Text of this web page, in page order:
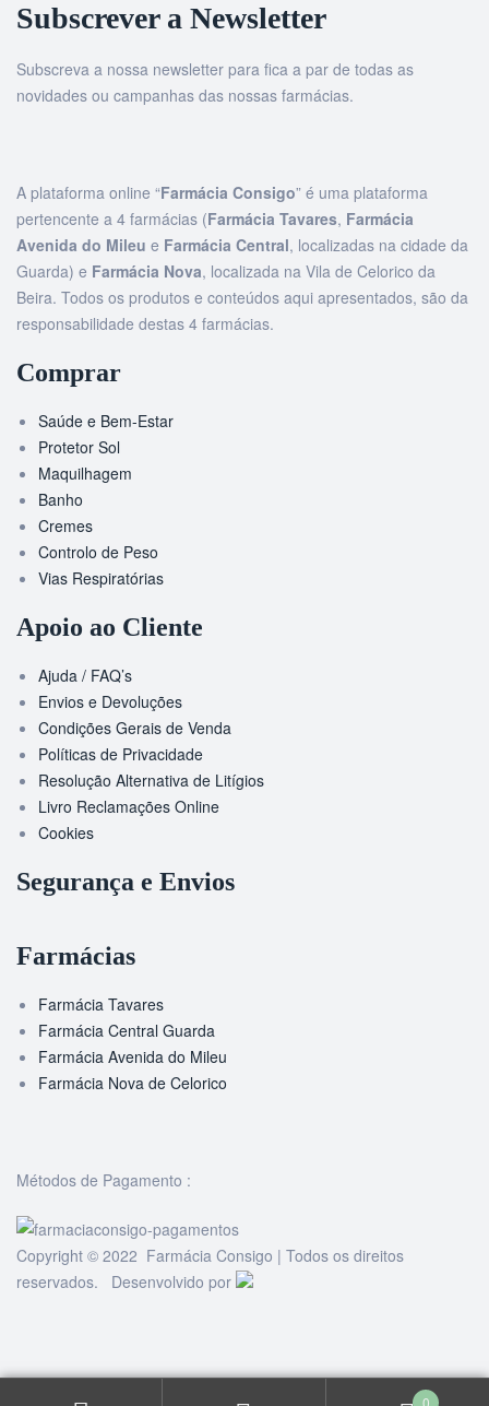
Subscrever a Newsletter
Subscreva a nossa newsletter para fica a par de todas as
novidades ou campanhas das nossas farmácias.
A plataforma online “Farmácia Consigo” é uma plataforma
pertencente a 4 farmácias (Farmácia Tavares, Farmácia
Avenida do Mileu e Farmácia Central, localizadas na cidade da
Guarda) e Farmácia Nova, localizada na Vila de Celorico da
Beira. Todos os produtos e conteúdos aqui apresentados, são da
responsabilidade destas 4 farmácias.
Comprar
Saúde e Bem-Estar
Protetor Sol
Maquilhagem
Banho
Cremes
Controlo de Peso
Vias Respiratórias
Apoio ao Cliente
Ajuda / FAQ’s
Envios e Devoluções
Condições Gerais de Venda
Políticas de Privacidade
Resolução Alternativa de Litígios
Livro Reclamações Online
Cookies
Segurança e Envios
Farmácias
Farmácia Tavares
Farmácia Central Guarda
Farmácia Avenida do Mileu
Farmácia Nova de Celorico
Métodos de Pagamento :
Copyright © 2022 Farmácia Consigo | Todos os direitos
reservados. Desenvolvido por
0